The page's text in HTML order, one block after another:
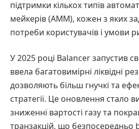
підтримки кількох типів
мейкерів (AMM), кожен з яких
потреби користувачів і умови
У 2025 році Balancer запустив
ввела багатовимірні ліквідні
дозволяють більш гнучкі та
стратегії. Це оновлення стало
зниженні вартості газу та
транзакцій, що безпосередньо